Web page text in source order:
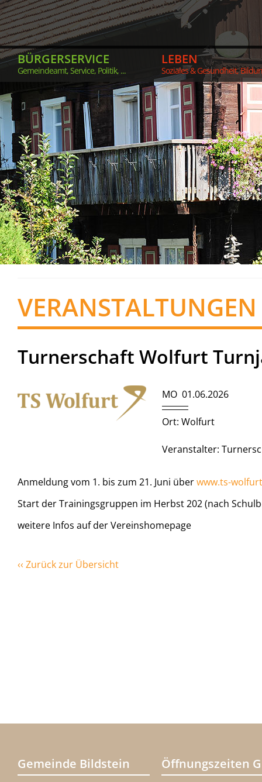
BÜRGERSERVICE
Gemeindeamt, Service, Politik, ...
LEBEN
Soziales & Gesundheit,
VERANSTALTUNGEN
Turnerschaft Wolfurt
MO 01.06.2026
Ort: Wolfurt
Veranstalter:
Anmeldung vom 1. bis zum 21. Juni überwww.ts-
Start der Trainingsgruppen im Herbst 202 (nach
weitere Infos auf der Vereinshomepage
‹‹ Zurück zur Übersicht
Gemeinde Bildstein Öffnungszeiten